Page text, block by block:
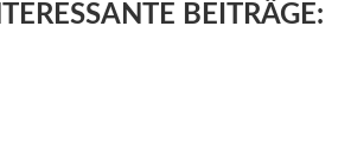
BEITRÄGE: